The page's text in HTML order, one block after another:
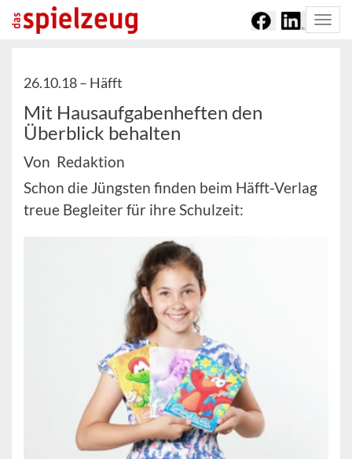
26.10.18 – Häfft
Mit Hausaufgabenheften den
Überblick behalten
Von Redaktion
Schon die Jüngsten finden beim Häfft-Verlag
treue Begleiter für ihre Schulzeit: